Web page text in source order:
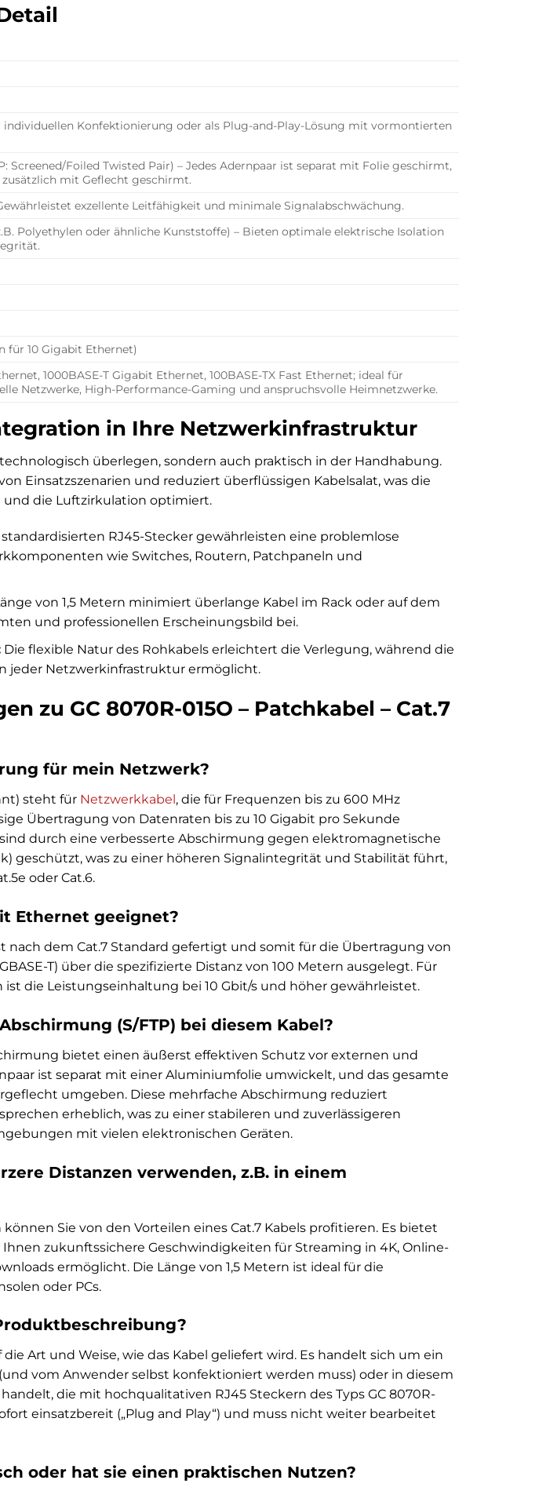
individuellen Konfektionierung oder als Plug-and-Play-Lösung mit vormontierten
Screened/Foiled Twisted Pair) – Jedes Adernpaar ist separat mit Folie geschirmt,
mit Geflecht geschirmt.
exzellente Leitfähigkeit und minimale Signalabschwächung.
Polyethylen oder ähnliche Kunststoffe) – Bieten optimale elektrische Isolation
für 10 Gigabit Ethernet)
1000BASE-T Gigabit Ethernet, 100BASE-TX Fast Ethernet; ideal für
Netzwerke, High-Performance-Gaming und anspruchsvolle Heimnetzwerke.
in Ihre Netzwerkinfrastruktur
überlegen, sondern auch praktisch in der Handhabung.
Einsatzszenarien und reduziert überflüssigen Kabelsalat, was die
und die Luftzirkulation optimiert.
RJ45-Stecker gewährleisten eine problemlose
wie Switches, Routern, Patchpaneln und
von 1,5 Metern minimiert überlange Kabel im Rack oder auf dem
und professionellen Erscheinungsbild bei.
Die flexible Natur des Rohkabels erleichtert die Verlegung, während die
jeder Netzwerkinfrastruktur ermöglicht.
zu GC 8070R-015O – Patchkabel – Cat.7
für mein Netzwerk?
steht für Netzwerkkabel , die für Frequenzen bis zu 600 MHz
Übertragung von Datenraten bis zu 10 Gigabit pro Sekunde
sind durch eine verbesserte Abschirmung gegen elektromagnetische
geschützt, was zu einer höheren Signalintegrität und Stabilität führt,
oder Cat.6.
Ethernet geeignet?
nach dem Cat.7 Standard gefertigt und somit für die Übertragung von
T) über die spezifizierte Distanz von 100 Metern ausgelegt. Für
die Leistungseinhaltung bei 10 Gbit/s und höher gewährleistet.
(S/FTP) bei diesem Kabel?
bietet einen äußerst effektiven Schutz vor externen und
ist separat mit einer Aluminiumfolie umwickelt, und das gesamte
umgeben. Diese mehrfache Abschirmung reduziert
erheblich, was zu einer stabileren und zuverlässigeren
mit vielen elektronischen Geräten.
Distanzen verwenden, z.B. in einem
Sie von den Vorteilen eines Cat.7 Kabels profitieren. Es bietet
zukunftssichere Geschwindigkeiten für Streaming in 4K, Online-
ermöglicht. Die Länge von 1,5 Metern ist ideal für die
oder PCs.
Art und Weise, wie das Kabel geliefert wird. Es handelt sich um ein
vom Anwender selbst konfektioniert werden muss) oder in diesem
die mit hochqualitativen RJ45 Steckern des Typs GC 8070R-
einsatzbereit („Plug and Play“) und muss nicht weiter bearbeitet
oder hat sie einen praktischen Nutzen?